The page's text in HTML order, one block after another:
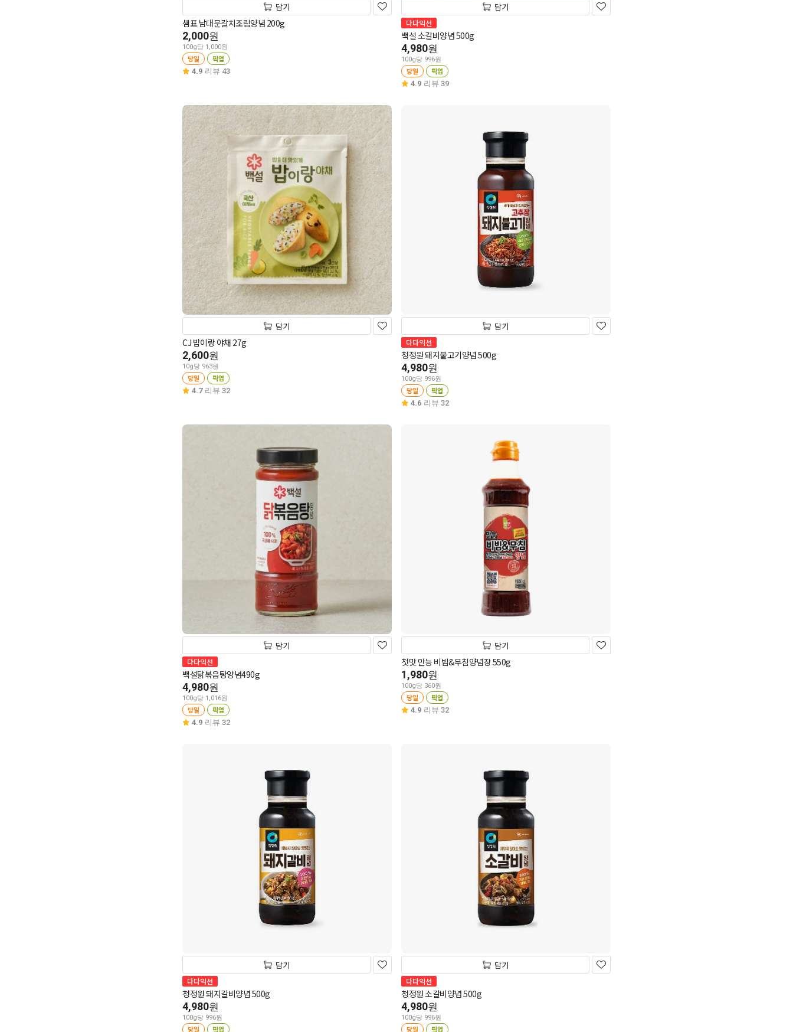
담기
샘표 남대문갈치조림양념 200g
2,000원
100g당 1,000원
당일 픽업
4.9 리뷰 43
담기
다다익선
백설 소갈비양념 500g
4,980원
100g당 996원
당일 픽업
4.9 리뷰 39
담기
CJ 밥이랑 야채 27g
2,600원
10g당 963원
당일 픽업
4.7 리뷰 32
담기
다다익선
청정원 돼지불고기양념 500g
4,980원
100g당 996원
당일 픽업
4.6 리뷰 32
담기
다다익선
백설닭볶음탕양념490g
4,980원
100g당 1,016원
당일 픽업
4.9 리뷰 32
담기
첫맛 만능 비빔&무침양념장 550g
1,980원
100g당 360원
당일 픽업
4.9 리뷰 32
담기
다다익선
청정원 돼지갈비양념 500g
4,980원
100g당 996원
당일 픽업
담기
다다익선
청정원 소갈비양념 500g
4,980원
100g당 996원
당일 픽업